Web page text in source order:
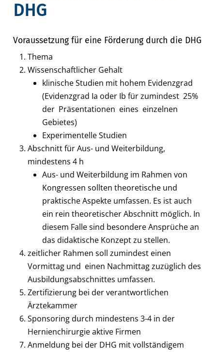
DHG
Voraussetzung für eine Förderung durch die DHG
Thema
Wissenschaftlicher Gehalt
klinische Studien mit hohem Evidenzgrad
(Evidenzgrad Ia oder Ib für zumindest 25%
der Präsentationen eines einzelnen
Gebietes)
Experimentelle Studien
Abschnitt für Aus- und Weiterbildung,
mindestens 4 h
Aus- und Weiterbildung im Rahmen von
Kongressen sollten theoretische und
praktische Aspekte umfassen. Es ist auch
ein rein theoretischer Abschnitt möglich. In
diesem Falle sind besondere Ansprüche an
das didaktische Konzept zu stellen.
zeitlicher Rahmen soll zumindest einen
Vormittag und einen Nachmittag zuzüglich des
Ausbildungsabschnittes umfassen.
Zertifizierung bei der verantwortlichen
Ärztekammer
Sponsoring durch mindestens 3-4 in der
Hernienchirurgie aktive Firmen
Anmeldung bei der DHG mit vollständigem